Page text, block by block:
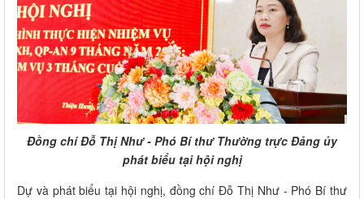
Đồng chí Đỗ Thị Như - Phó Bí thư Thường trực Đảng ủy
phát biểu tại hội nghị
Dự và phát biểu tại hội nghị, đồng chí Đỗ Thị Như - Phó Bí thư